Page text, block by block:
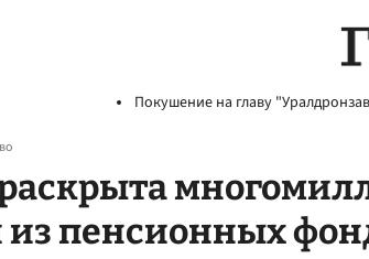
Покушение на главу
пенсионных